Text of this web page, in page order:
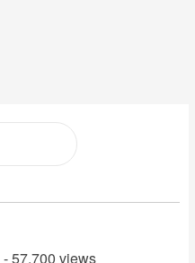
- 57,700 views